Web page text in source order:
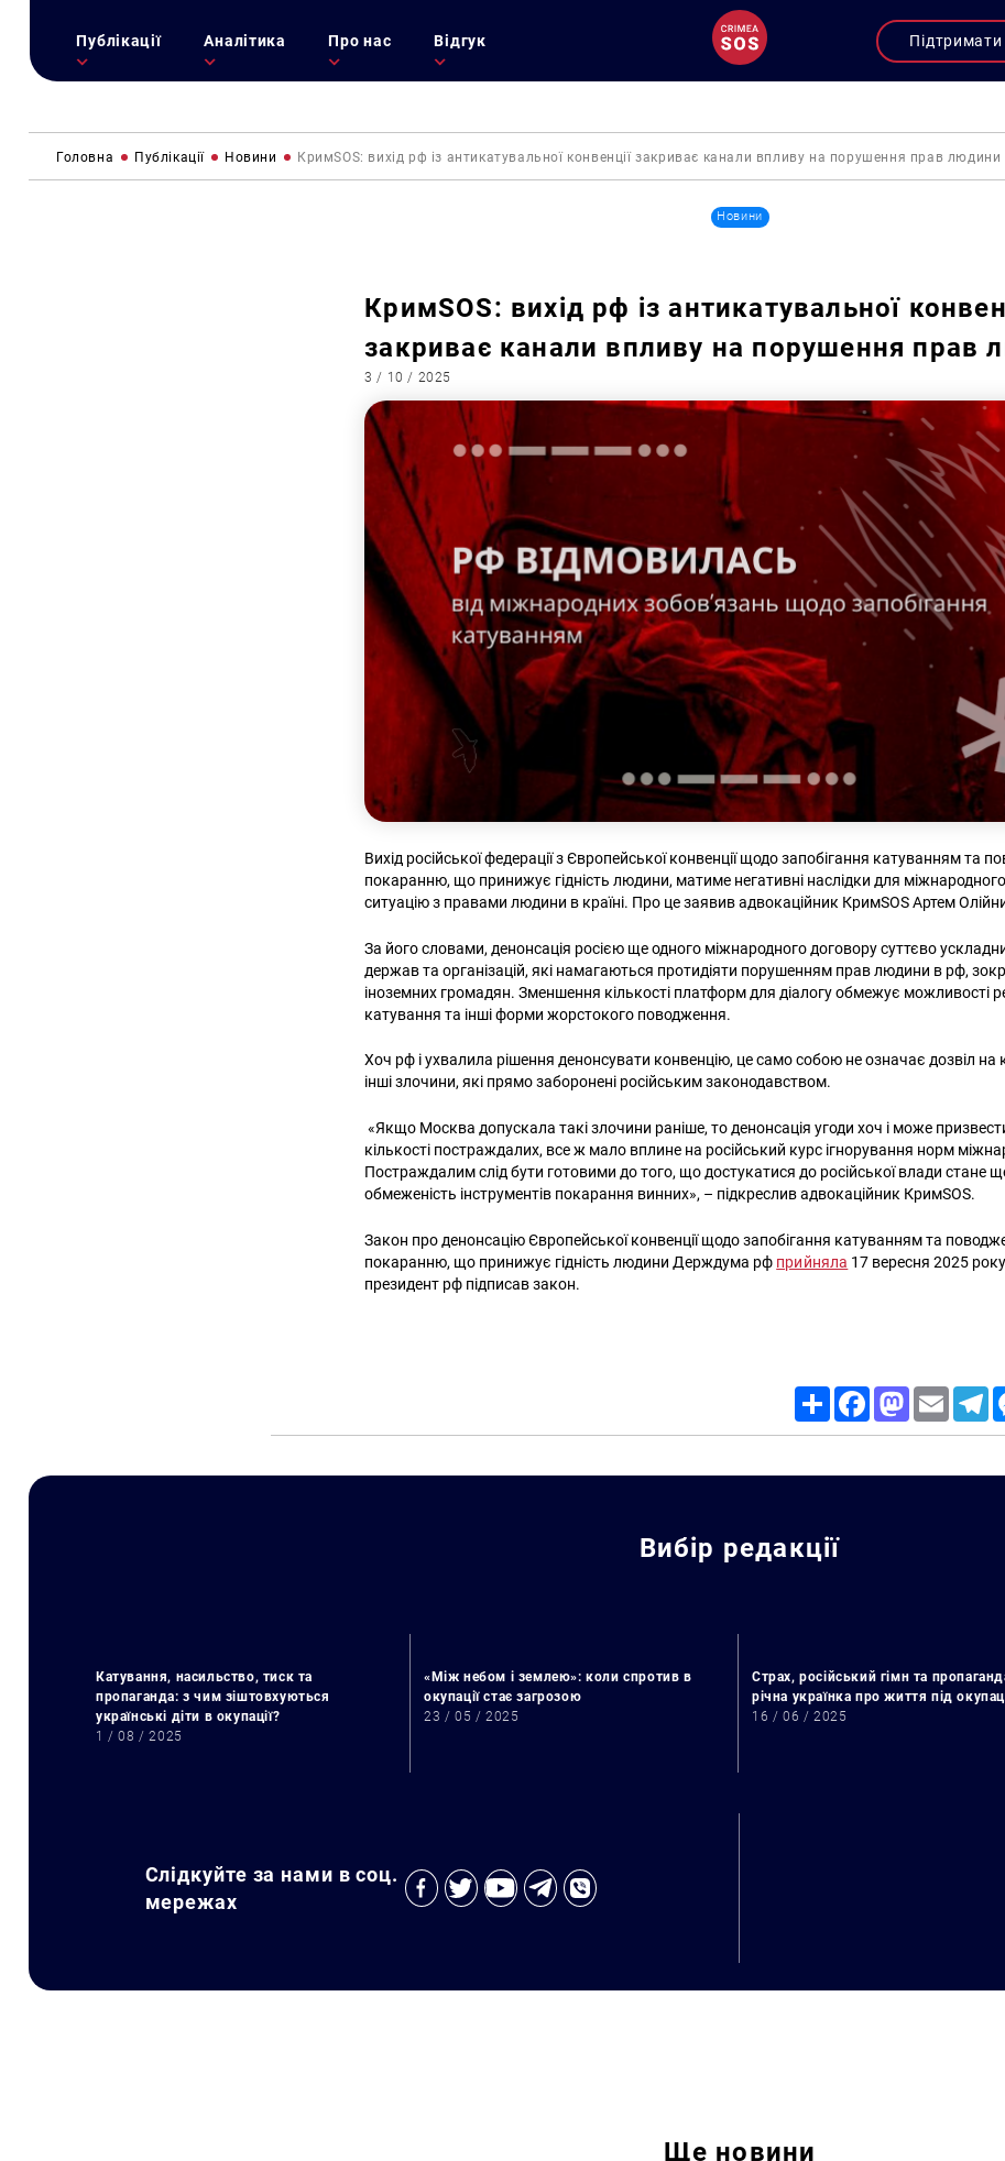
Публікації Аналітика Про нас Відгук Підтримати
Головна Публікації Новини КримSOS: вихід рф із антикатувальної конвенції закриває канали впливу на порушення прав людини
Новини
КримSOS: вихід рф із антикатувальної
закриває канали впливу на порушення прав
3 / 10 / 2025
Вихід російської федерації з Європейської конвенції щодо запобігання катуванням та
покаранню, що принижує гідність людини, матиме негативні наслідки для
ситуацію з правами людини в країні. Про це заявив адвокаційник КримSOS Артем
За його словами, денонсація росією ще одного міжнародного договору суттєво
держав та організацій, які намагаються протидіяти порушенням прав людини в рф,
іноземних громадян. Зменшення кількості платформ для діалогу обмежує можливості
катування та інші форми жорстокого поводження.
Хоч рф і ухвалила рішення денонсувати конвенцію, це само собою не означає дозвіл на
інші злочини, які прямо заборонені російським законодавством.
«Якщо Москва допускала такі злочини раніше, то денонсація угоди хоч і може
кількості постраждалих, все ж мало вплине на російський курс ігнорування норм
Постраждалим слід бути готовими до того, що достукатися до російської влади стане
обмеженість інструментів покарання винних», – підкреслив адвокаційник КримSOS.
Закон про денонсацію Європейської конвенції щодо запобігання катуванням та
покаранню, що принижує гідність людини Держдума рф прийняла 17 вересня 2025
президент рф підписав закон.
Share FacebookMastodon
Email
Вибір редакції
Катування, насильство, тиск та
пропаганда: з чим зіштовхуються
українські діти в окупації?
1 / 08 / 2025
«Між небом і землею»: коли спротив в
окупації стає загрозою
23 / 05 / 2025
Страх, російський гімн та
річна українка про життя під
16 / 06 / 2025
Слідкуйте за нами в соц.
мережах
Ще новини